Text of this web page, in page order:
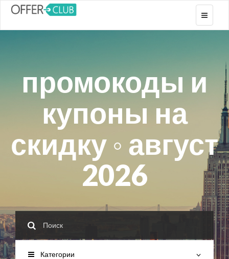
Toggle
промокоды и
купоны на
скидку ◦ август
2026
Категории